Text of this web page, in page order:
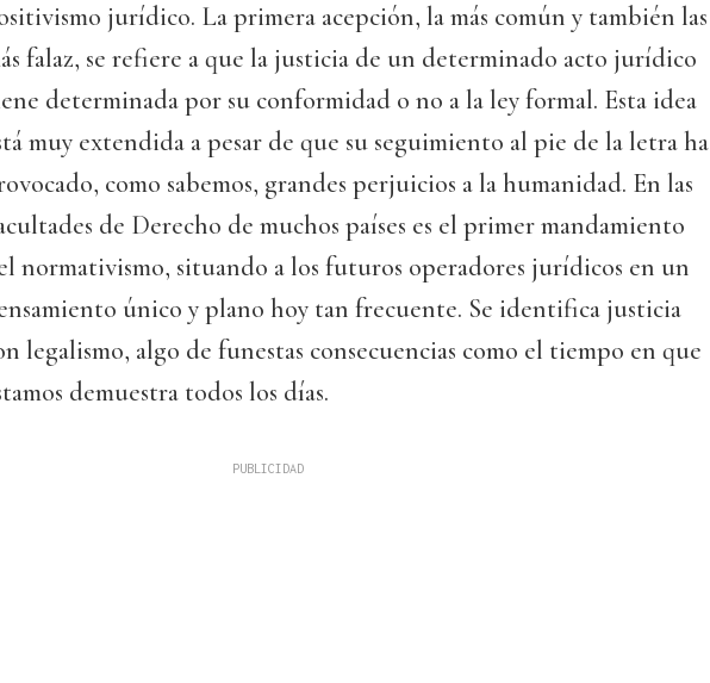
jurídico. La primera acepción, la más común y también las
falaz, se refiere a que la justicia de un determinado acto jurídico
determinada por su conformidad o no a la ley formal. Esta idea
muy extendida a pesar de que su seguimiento al pie de la letra ha
como sabemos, grandes perjuicios a la humanidad. En las
de Derecho de muchos países es el primer mandamiento
normativismo, situando a los futuros operadores jurídicos en un
único y plano hoy tan frecuente. Se identifica justicia
legalismo, algo de funestas consecuencias como el tiempo en que
demuestra todos los días.